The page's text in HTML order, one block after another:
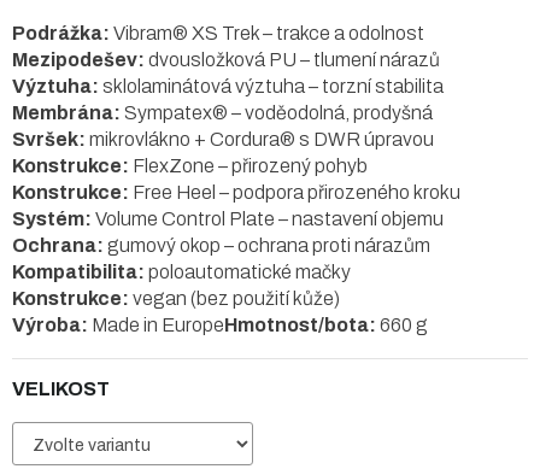
VELIKOST
Podrážka: Vibram® XS Trek – trakce a odolnost
Mezipodešev: dvousložková PU – tlumení nárazů
Výztuha: sklolaminátová výztuha – torzní stabilita
Membrána: Sympatex® – voděodolná, prodyšná
Svršek: mikrovlákno + Cordura® s DWR úpravou
Konstrukce: FlexZone – přirozený pohyb
Konstrukce: Free Heel – podpora přirozeného kroku
Systém: Volume Control Plate – nastavení objemu
Ochrana: gumový okop – ochrana proti nárazům
Kompatibilita: poloautomatické mačky
Konstrukce: vegan (bez použití kůže)
Výroba: Made in EuropeHmotnost/bota: 660 g